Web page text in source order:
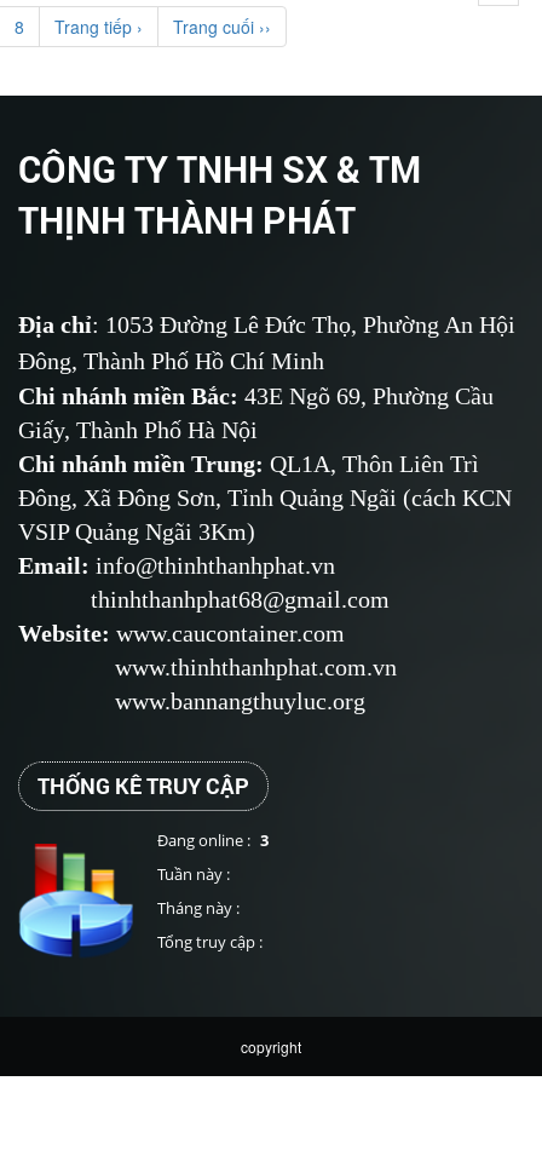
8
Trang tiếp › Trang cuối ››
CÔNG TY TNHH SX & TM
THỊNH THÀNH PHÁT
Địa chỉ: 1053 Đường Lê Đức Thọ, Phường An Hội
Đông, Thành Phố Hồ Chí Minh
Chi nhánh miền Bắc: 43E Ngõ 69, Phường Cầu
Giấy, Thành Phố Hà Nội
Chi nhánh miền Trung: QL1A, Thôn Liên Trì
Đông, Xã Đông Sơn, Tỉnh Quảng Ngãi (cách KCN
VSIP Quảng Ngãi 3Km)
Email: info@thinhthanhphat.vn
thinhthanhphat68@gmail.com
Website: www.caucontainer.com
www.thinhthanhphat.com.vn
www.bannangthuyluc.org
THỐNG KÊ TRUY CẬP
Đang online : 3
Tuần này :
Tháng này :
Tổng truy cập :
copyright